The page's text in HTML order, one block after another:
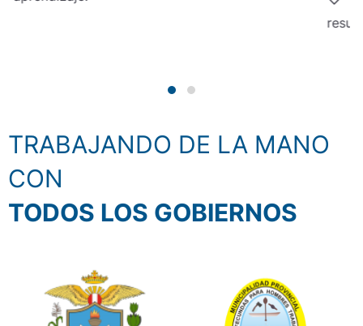
TRABAJANDO DE LA MANO
CON
TODOS LOS GOBIERNOS